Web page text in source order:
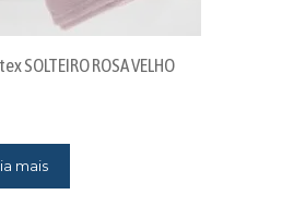
SOLTEIRO ROSA VELHO
mais